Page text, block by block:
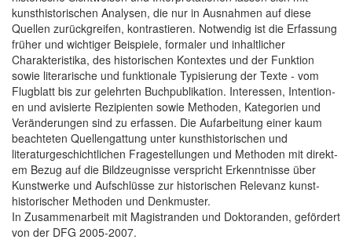
kunst­historisch­en Analys­en, die nur in Aus­nahm­en auf die­se
Quel­len zurück­greifen, kontrastier­en. Not­wendig ist die Er­fas­sung
früher und wichti­ger Bei­spiele, for­maler und in­haltlich­er
Charakter­istika, des historisch­en Kon­textes und der Funk­tion
sowie lite­rarische und funk­tionale Typisie­rung der Texte - vom
Flug­blatt bis zur ge­lehrten Buch­publikation. Interes­sen, Intention­
en und avisierte Rezipienten sowie Methoden, Kategorien und
Veränderungen sind zu erfassen. Die Aufarbeitung einer kaum
beachteten Quellengattung unter kunsthistorischen und
literaturgeschichtlichen Fragestellungen und Methoden mit direkt­
em Be­zug auf die Bild­zeugnis­se ver­spricht Erken­ntnis­se über
Kunst­werke und Auf­schlüsse zur historisch­en Re­levanz kunst­
historisch­er Methoden und Denk­muster.
In Zusam­menarbeit mit Magistran­den und Doktor­anden, ge­fördert
von der DFG 2005-2007.